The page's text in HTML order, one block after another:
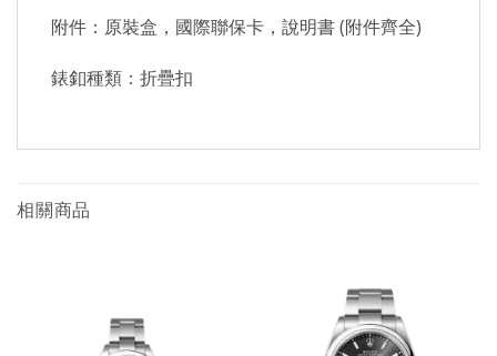
附件：原裝盒，國際聯保卡，說明書 (附件齊全)
錶釦種類：折疊扣
相關商品